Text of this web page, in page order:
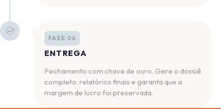
FASE 04
ENTREGA
Fechamento com chave de ouro. Gere o dossiê
completo, relatórios finais e garanta que a
margem de lucro foi preservada.